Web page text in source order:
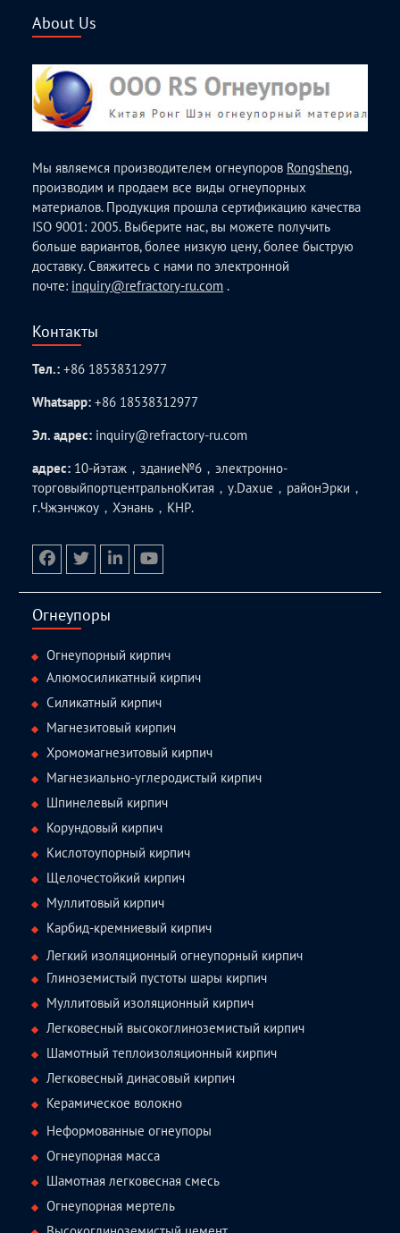
About Us
Мы являемся производителем огнеупоров Rongsheng,
производим и продаем все виды огнеупорных
материалов. Продукция прошла сертификацию качества
ISO 9001: 2005. Выберите нас, вы можете получить
больше вариантов, более низкую цену, более быструю
доставку. Свяжитесь с нами по электронной
почте: inquiry@refractory-ru.com .
Контакты
Тел.:+86 18538312977
Whatsapp:+86 18538312977
Эл. адрес: inquiry@refractory-ru.com
адрес: 10-йэтаж，здание№6，электронно-
торговыйпортцентральноКитая，у.Daxue，районЭрки，
г.Чжэнчжоу，Хэнань，КНР.
Огнеупоры
Огнеупорный кирпич
Алюмосиликатный кирпич
Силикатный кирпич
Магнезитовый кирпич
Хромомагнезитовый кирпич
Магнезиально-углеродистый кирпич
Шпинелевый кирпич
Корундовый кирпич
Кислотоупорный кирпич
Щелочестойкий кирпич
Муллитовый кирпич
Карбид-кремниевый кирпич
Легкий изоляционный огнеупорный кирпич
Глиноземистый пустоты шары кирпич
Муллитовый изоляционный кирпич
Легковесный высокоглиноземистый кирпич
Шамотный теплоизоляционный кирпич
Легковесный динасовый кирпич
Керамическое волокно
Неформованные огнеупоры
Огнеупорная масса
Шамотная легковесная смесь
Огнеупорная мертель